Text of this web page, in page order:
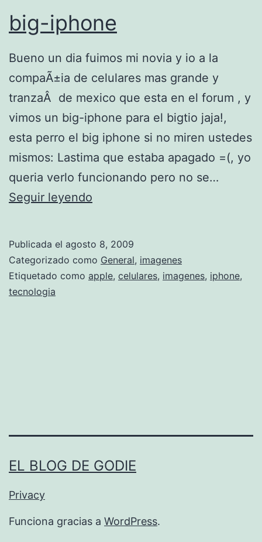
P
o
n
e
4
S
e
s
t
v
e
r
big-iphone
Bueno un dia fuimos mi novia y io a la
compaÃ±ia de celulares mas grande y
tranzaÂ de mexico que esta en el forum , y
vimos un big-iphone para el bigtio jaja!,
esta perro el big iphone si no miren ustedes
mismos: Lastima que estaba apagado =(, yo
queria verlo funcionando pero no se…
Seguir leyendo
-
i
Publicada el agosto 8, 2009
Categorizado como General, imagenes
Etiquetado como apple, celulares, imagenes, iphone,
tecnologia
EL BLOG DE GODIE
Privacy
Funciona gracias a WordPress.